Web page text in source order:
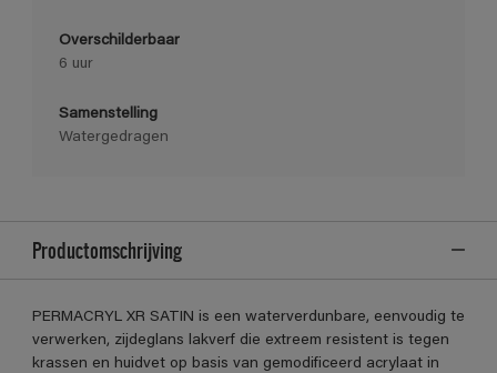
Overschilderbaar
6 uur
Samenstelling
Watergedragen
Productomschrijving
PERMACRYL XR SATIN is een waterverdunbare, eenvoudig te
verwerken, zijdeglans lakverf die extreem resistent is tegen
krassen en huidvet op basis van gemodificeerd acrylaat in